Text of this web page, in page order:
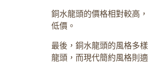
銅水龍頭的價格相對較高
低價。
最後，銅水龍頭的風格多
龍頭，而現代簡約風格則